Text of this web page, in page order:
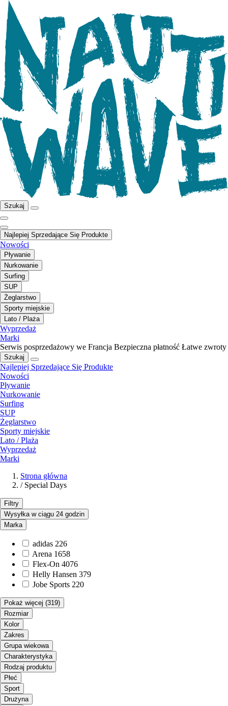
Szukaj
Najlepiej Sprzedające Się Produkte
Nowości
Pływanie
Nurkowanie
Surfing
SUP
Żeglarstwo
Sporty miejskie
Lato / Plaża
Wyprzedaż
Marki
Serwis posprzedażowy we Francja Bezpieczna płatność Łatwe zwroty
Szukaj
Najlepiej Sprzedające Się Produkte
Nowości
Pływanie
Nurkowanie
Surfing
SUP
Żeglarstwo
Sporty miejskie
Lato / Plaża
Wyprzedaż
Marki
Strona główna
/ Special Days
Filtry
Wysyłka w ciągu 24 godzin
Marka
adidas 226
Arena 1658
Flex-On 4076
Helly Hansen 379
Jobe Sports 220
Pokaż więcej (319)
Rozmiar
Kolor
Zakres
Grupa wiekowa
Charakterystyka
Rodzaj produktu
Płeć
Sport
Drużyna